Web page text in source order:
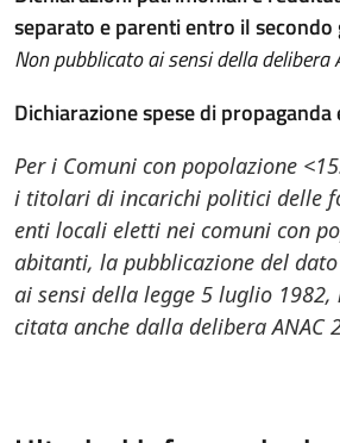
separato e parenti entro il secondo
Non pubblicato ai sensi della
Dichiarazione spese di
Per i Comuni con popolazione
i titolari di incarichi politici delle
enti locali eletti nei comuni con
abitanti, la pubblicazione del
ai sensi della legge 5 luglio 1982,
citata anche dalla delibera ANAC